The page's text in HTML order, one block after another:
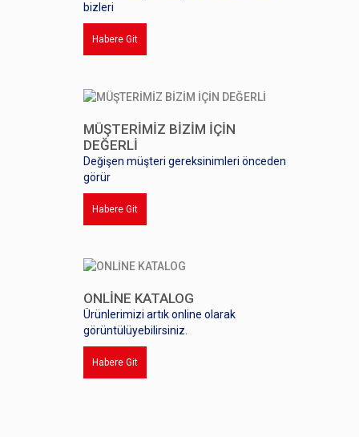
bizleri
Habere Git
MÜŞTERİMİZ BİZİM İÇİN
DEĞERLİ
Değişen müşteri gereksinimleri önceden
görür
Habere Git
ONLİNE KATALOG
Ürünlerimizi artık online olarak
görüntülüyebilirsiniz.
Habere Git